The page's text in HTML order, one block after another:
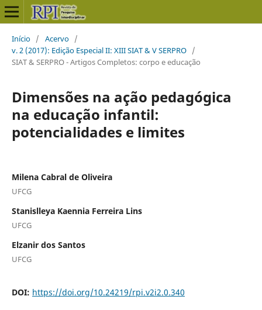
Início / Acervo /
v. 2 (2017): Edição Especial II: XIII SIAT & V SERPRO /
SIAT & SERPRO - Artigos Completos: corpo e educação
Dimensões na ação pedagógica
na educação infantil:
potencialidades e limites
Milena Cabral de Oliveira
UFCG
Stanislleya Kaennia Ferreira Lins
UFCG
Elzanir dos Santos
UFCG
DOI: https://doi.org/10.24219/rpi.v2i2.0.340